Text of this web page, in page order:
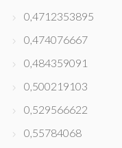
0,4712353895
0,474076667
0,484359091
0,500219103
0,529566622
0,55784068